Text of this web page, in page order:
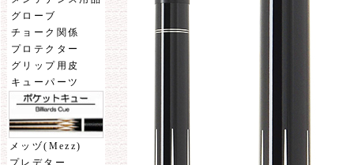
グローブ
チョーク関係
プロテクター
グリップ用皮
キューパーツ
メッヅ(Mezz)